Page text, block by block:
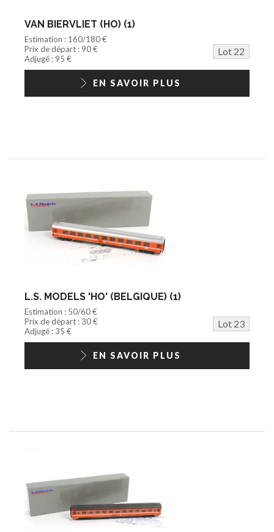
VAN BIERVLIET (HO) (1)
Estimation : 160/180 €
Prix de départ : 90 €
Lot 22
Adjugé : 95 €
EN SAVOIR PLUS
L.S. MODELS 'HO' (BELGIQUE) (1)
Estimation : 50/60 €
Prix de départ : 30 €
Lot 23
Adjugé : 35 €
EN SAVOIR PLUS